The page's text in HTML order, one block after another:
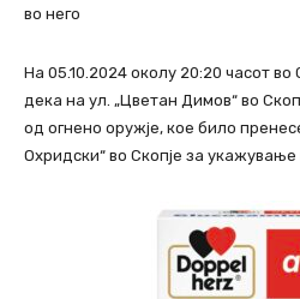
во него
На 05.10.2024 околу 20:20 часот во
дека на ул. „Цветан Димов“ во
од огнено оружје, кое било
Охридски“ во Скопје за